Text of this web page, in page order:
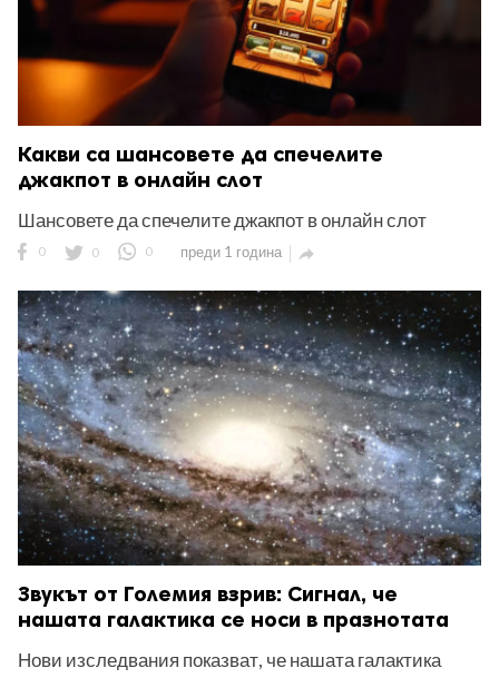
Какви са шансовете да спечелите
джакпот в онлайн слот
Шансовете да спечелите джакпот в онлайн слот
0 0 0 преди 1 година 
Звукът от Големия взрив: Сигнал, че
нашата галактика се носи в празнотата
Нови изследвания показват, че нашата галактика